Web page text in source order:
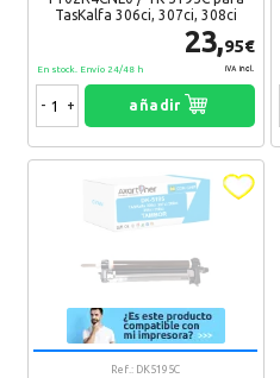
TasKalfa 306ci, 307ci, 308ci
23,95€
IVA Incl.
En stock. Envío 24/48 h
- + añadir
Ref.: DK5195C